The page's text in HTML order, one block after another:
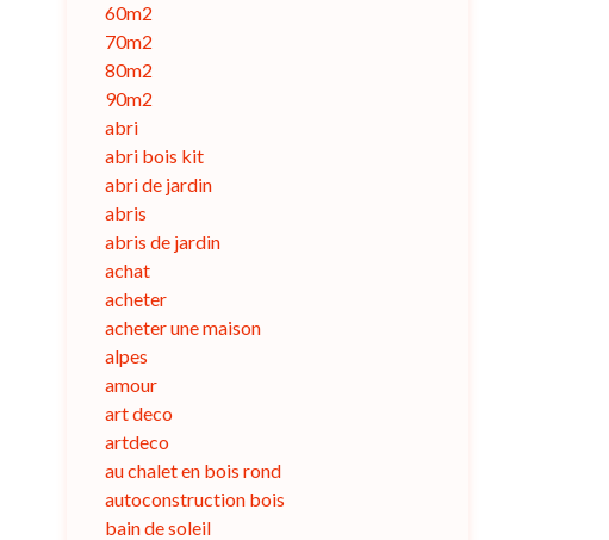
60m2
70m2
80m2
90m2
abri
abri bois kit
abri de jardin
abris
abris de jardin
achat
acheter
acheter une maison
alpes
amour
art deco
artdeco
au chalet en bois rond
autoconstruction bois
bain de soleil